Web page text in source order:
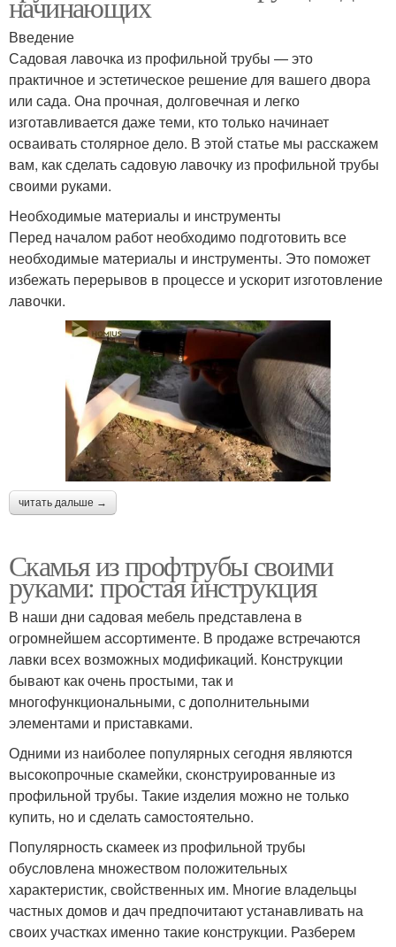
Введение
Садовая лавочка из профильной трубы — это
практичное и эстетическое решение для вашего двора
или сада. Она прочная, долговечная и легко
изготавливается даже теми, кто только начинает
осваивать столярное дело. В этой статье мы расскажем
вам, как сделать садовую лавочку из профильной трубы
своими руками.
Необходимые материалы и инструменты
Перед началом работ необходимо подготовить все
необходимые материалы и инструменты. Это поможет
избежать перерывов в процессе и ускорит изготовление
лавочки.
читать дальше →
Скамья из профтрубы своими
руками: простая инструкция
В наши дни садовая мебель представлена в
огромнейшем ассортименте. В продаже встречаются
лавки всех возможных модификаций. Конструкции
бывают как очень простыми, так и
многофункциональными, с дополнительными
элементами и приставками.
Одними из наиболее популярных сегодня являются
высокопрочные скамейки, сконструированные из
профильной трубы. Такие изделия можно не только
купить, но и сделать самостоятельно.
Популярность скамеек из профильной трубы
обусловлена множеством положительных
характеристик, свойственных им. Многие владельцы
частных домов и дач предпочитают устанавливать на
своих участках именно такие конструкции. Разберем